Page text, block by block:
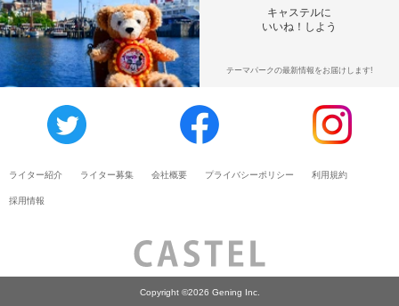
キャステルに
いいね！しよう
テーマパークの最新情報をお届けします!
ライター紹介 ライター募集 会社概要 プライバシーポリシー 利用規約
採用情報
Copyright ©2026 Gening Inc.